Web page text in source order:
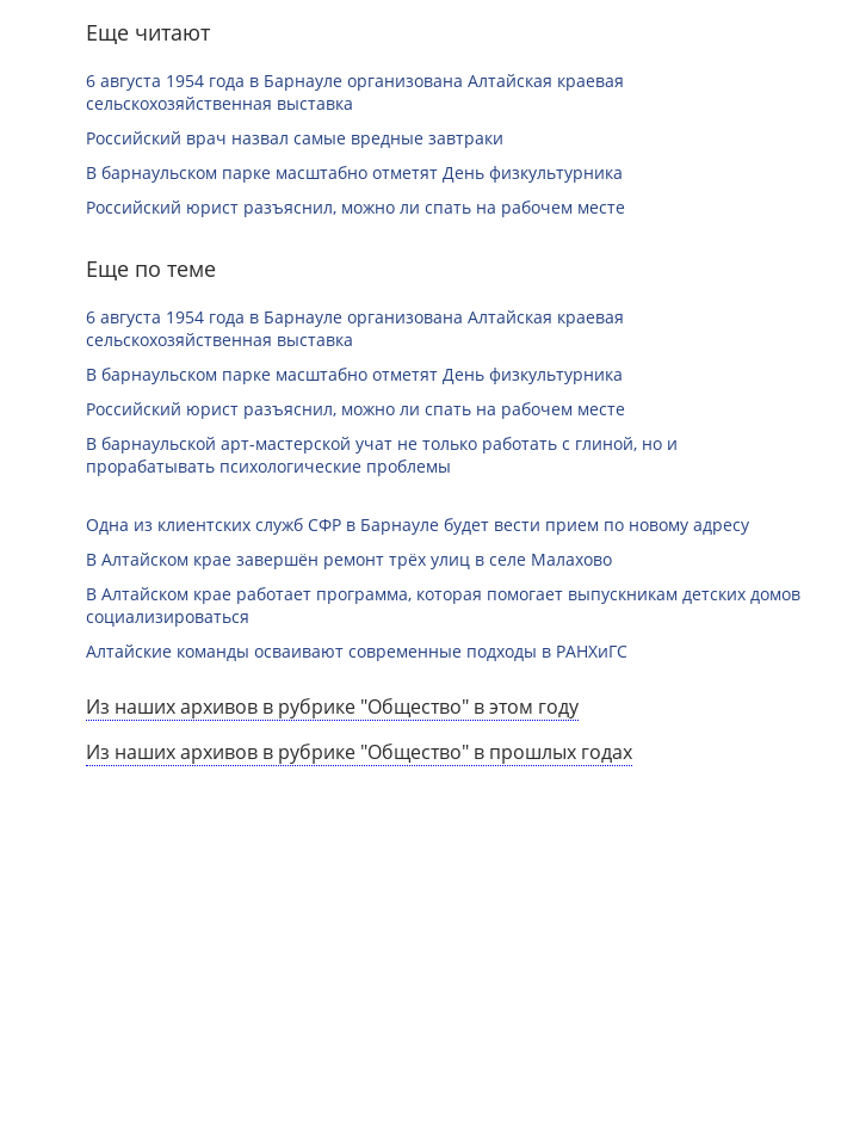
Еще читают
6 августа 1954 года в Барнауле организована Алтайская краевая
сельскохозяйственная выставка
Российский врач назвал самые вредные завтраки
В барнаульском парке масштабно отметят День физкультурника
Российский юрист разъяснил, можно ли спать на рабочем месте
Еще по теме
6 августа 1954 года в Барнауле организована Алтайская краевая
сельскохозяйственная выставка
В барнаульском парке масштабно отметят День физкультурника
Российский юрист разъяснил, можно ли спать на рабочем месте
В барнаульской арт-мастерской учат не только работать с глиной, но и
прорабатывать психологические проблемы
Одна из клиентских служб СФР в Барнауле будет вести прием по новому адресу
В Алтайском крае завершён ремонт трёх улиц в селе Малахово
В Алтайском крае работает программа, которая помогает выпускникам детских домов
социализироваться
Алтайские команды осваивают современные подходы в РАНХиГС
Из наших архивов в рубрике "Общество" в этом году
Из наших архивов в рубрике "Общество" в прошлых годах